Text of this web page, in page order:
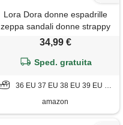
Lora Dora donne espadrille
zeppa sandali donne strappy
zeppa in iuta scarpe estive
cinturini alla caviglia, rosso,
36 eu
34,99 €
Sped. gratuita
36 EU 37 EU 38 EU 39 EU 40 EU 41 EU
amazon